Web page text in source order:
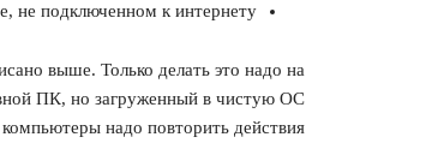
не подключенном к интернету.
выше. Только делать это надо на
ПК, но загруженный в чистую ОС
надо повторить действия